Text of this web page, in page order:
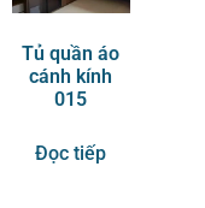
Tủ quần áo
cánh kính
015
Đọc tiếp